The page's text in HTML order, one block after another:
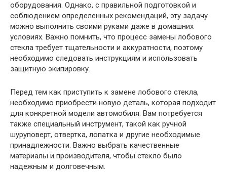
оборудования. Однако, с правильной подготовкой и
соблюдением определенных рекомендаций, эту задачу
можно выполнить своими руками даже в домашних
условиях. Важно помнить, что процесс замены лобового
стекла требует тщательности и аккуратности, поэтому
необходимо следовать инструкциям и использовать
защитную экипировку.
Перед тем как приступить к замене лобового стекла,
необходимо приобрести новую деталь, которая подходит
для конкретной модели автомобиля. Вам потребуется
также специальный инструмент, такой как ручной
шуруповерт, отвертка, лопатка и другие необходимые
принадлежности. Важно выбрать качественные
материалы и производителя, чтобы стекло было
надежным и долговечным.